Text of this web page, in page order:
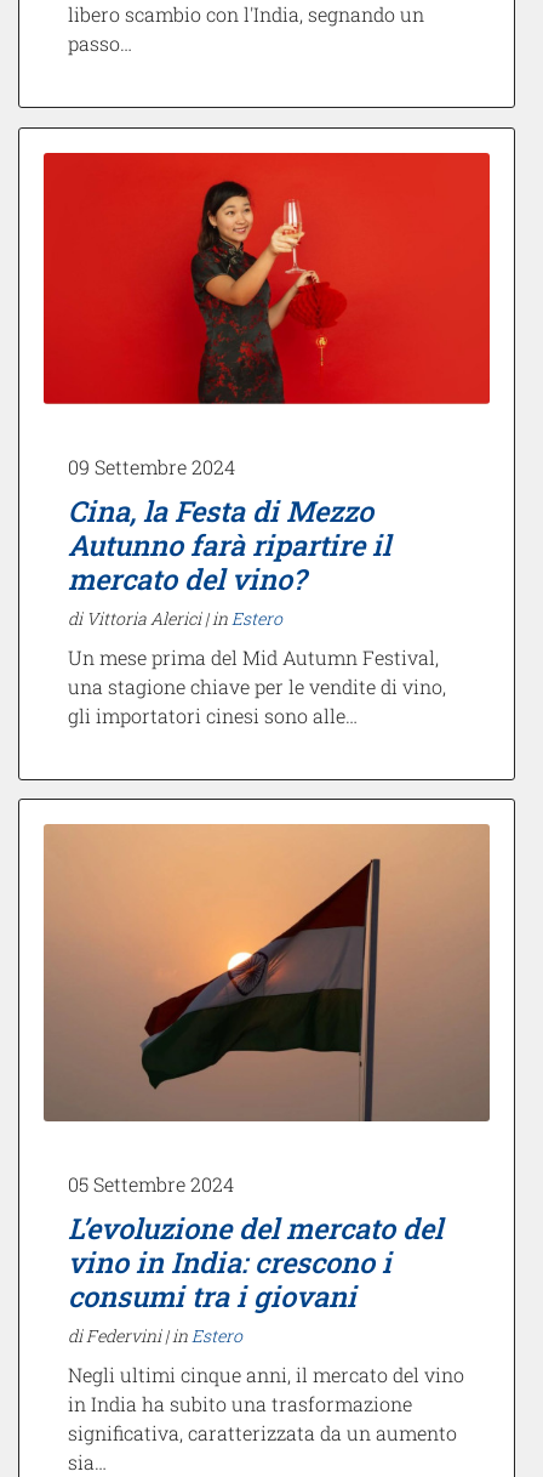
libero scambio con l'India, segnando un
passo…
09 Settembre 2024
Cina, la Festa di Mezzo
Autunno farà ripartire il
mercato del vino?
di Vittoria Alerici |inEstero
Un mese prima del Mid Autumn Festival,
una stagione chiave per le vendite di vino,
gli importatori cinesi sono alle…
05 Settembre 2024
L’evoluzione del mercato del
vino in India: crescono i
consumi tra i giovani
di Federvini |inEstero
Negli ultimi cinque anni, il mercato del vino
in India ha subito una trasformazione
significativa, caratterizzata da un aumento
sia…